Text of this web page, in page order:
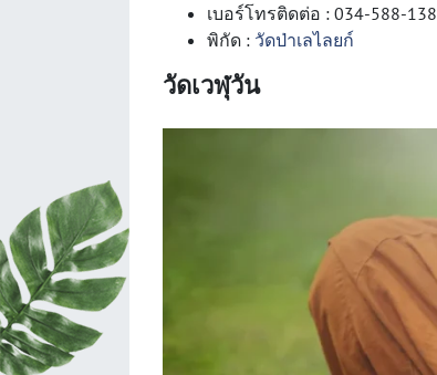
เบอร์โทรติดต่อ : 034-588-138
พิกัด : วัดป่าเลไลยก์
วัดเวฬุวัน